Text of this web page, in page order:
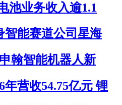
池业务收入逾1.1
智能赛道公司星海
翰智能机器人新
年营收54.75亿元 锂